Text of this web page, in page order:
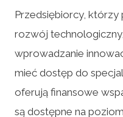
Przedsiębiorcy,
rozwój
wprowadzanie
mieć dostęp do
oferują finansowe
są dostępne na